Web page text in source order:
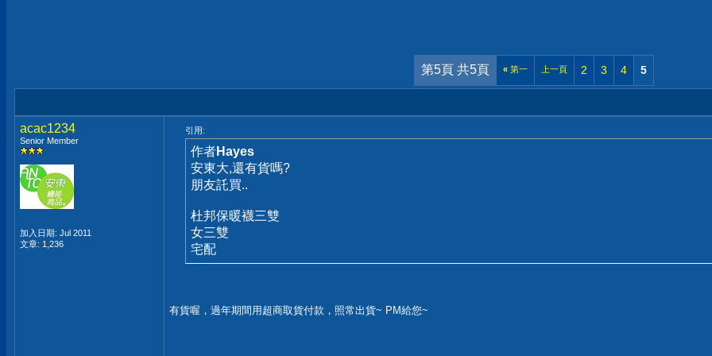
第5頁 共5頁 « 第一 上一頁 2 3 4 5
acac1234
Senior Member
加入日期: Jul 2011
文章: 1,236
引用:
作者Hayes
安東大,還有貨嗎?
朋友託買..
杜邦保暖襪三雙
女三雙
宅配
有貨喔，過年期間用超商取貨付款，照常出貨~ PM給您~